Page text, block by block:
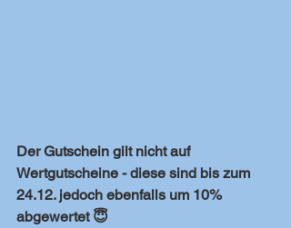
Der Gutschein gilt nicht auf
Wertgutscheine - diese sind bis zum
24.12. jedoch ebenfalls um 10%
abgewertet 😇